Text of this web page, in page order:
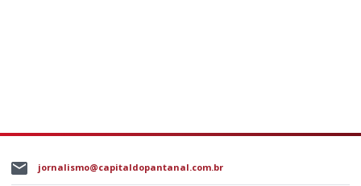
jornalismo@capitaldopantanal.com.br